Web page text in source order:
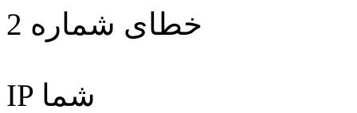
خطای شماره 2
IP شما